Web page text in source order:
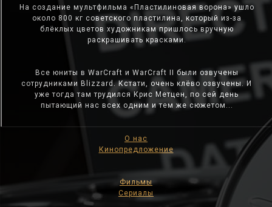
На создание мультфильма «Пластилиновая ворона» ушло
около 800 кг советского пластилина, который из-за
блёклых цветов художникам пришлось вручную
раскрашивать красками.
Все юниты в WarCraft и WarCraft II были озвучены
сотрудниками Blizzard. Кстати, очень клёво озвучены. И
уже тогда там трудился Крис Метцен, по сей день
пытающий нас всех одним и тем же сюжетом...
О нас
Кинопредложение
Фильмы
Сериалы